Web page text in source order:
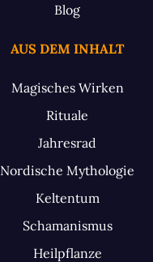
Blog
AUS DEM INHALT
Magisches Wirken
Rituale
Jahresrad
Nordische Mythologie
Keltentum
Schamanismus
Heilpflanze